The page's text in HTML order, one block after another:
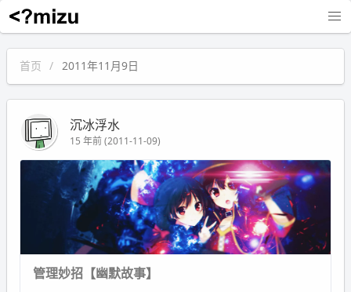
沉冰浮水
首页 2011年11月9日
沉冰浮水
15 年前 (2011-11-09)
管理妙招【幽默故事】